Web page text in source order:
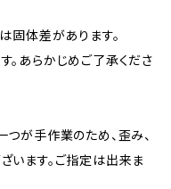
固体差があります。
。あらかじめご了承くださ
が手作業のため、歪み、
います。ご指定は出来ま